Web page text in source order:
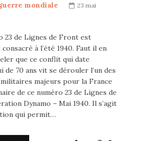
mondiale
23 mai
23 de Lignes de Front est
à l’été 1940. Faut il en
que ce conflit qui date
de 70 ans vit se dérouler l’un des
majeurs pour la France
de ce numéro 23 de Lignes de
Dynamo – Mai 1940. Il s’agit
qui permit…